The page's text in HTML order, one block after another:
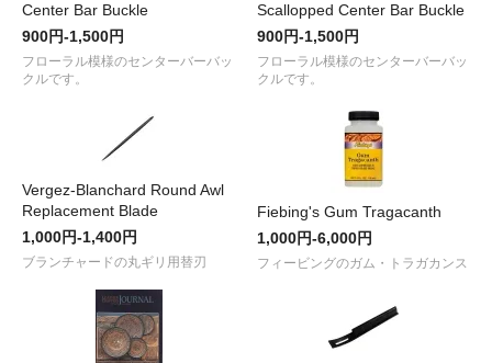
Center Bar Buckle
900円-1,500円
フローラル模様のセンターバーバッ
クルです。
Scallopped Center Bar Buckle
900円-1,500円
フローラル模様のセンターバーバッ
クルです。
Vergez-Blanchard Round Awl
Replacement Blade
1,000円-1,400円
ブランチャードの丸ギリ用替刃
Fiebing's Gum Tragacanth
1,000円-6,000円
フィービングのガム・トラガカンス